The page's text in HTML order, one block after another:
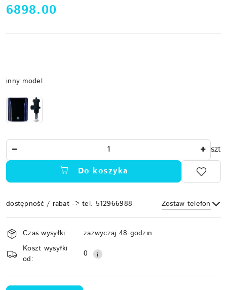
cena:
6898.00
Wariant
inny model
szt
Do koszyka
dostępność / rabat -> tel. 512966988 Zostaw telefon
Wyślij
Dostępność
i
dostawa
Czas wysyłki:
zazwyczaj 48 godzin
Koszt wysyłki
od:
0